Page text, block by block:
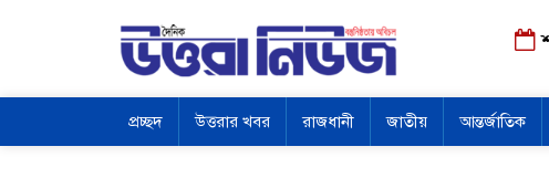
প্রচ্ছদ উত্তরার খবর রাজধানী জাতীয় আন্তর্জাতিক